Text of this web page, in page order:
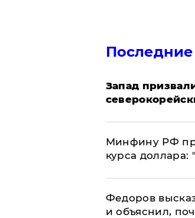
Запад
Минфину РФ
курса доллара:
Федоров
и объяснил,